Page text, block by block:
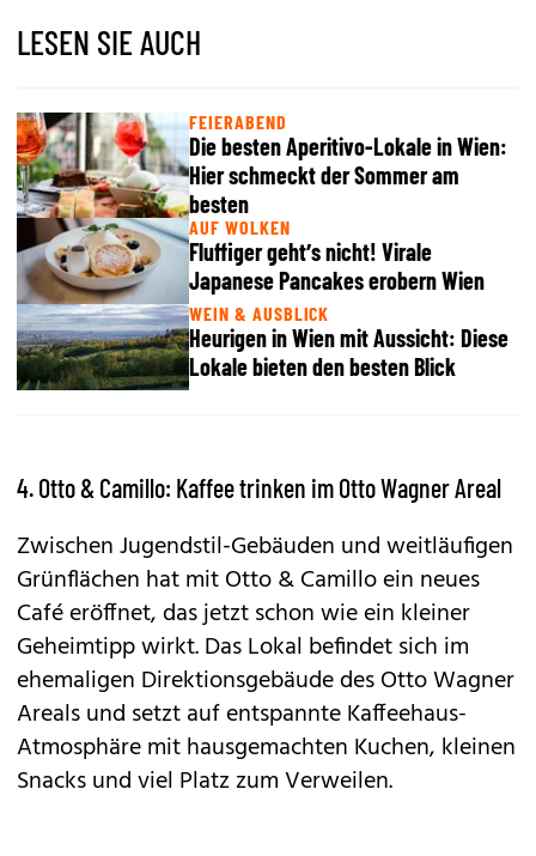
LESEN SIE AUCH
FEIERABEND
Die besten Aperitivo-Lokale in Wien:
Hier schmeckt der Sommer am
besten
AUF WOLKEN
Fluffiger geht’s nicht! Virale
Japanese Pancakes erobern Wien
WEIN & AUSBLICK
Heurigen in Wien mit Aussicht: Diese
Lokale bieten den besten Blick
4. Otto & Camillo: Kaffee trinken im Otto Wagner Areal
Zwischen Jugendstil-Gebäuden und weitläufigen
Grünflächen hat mit Otto & Camillo ein neues
Café eröffnet, das jetzt schon wie ein kleiner
Geheimtipp wirkt. Das Lokal befindet sich im
ehemaligen Direktionsgebäude des Otto Wagner
Areals und setzt auf entspannte Kaffeehaus-
Atmosphäre mit hausgemachten Kuchen, kleinen
Snacks und viel Platz zum Verweilen.